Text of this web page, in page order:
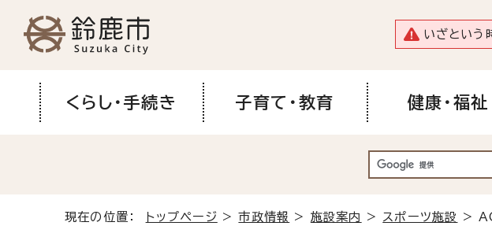
いざという
くらし・手続き 子育て・教育 健康・福祉
現在の位置： トップページ >市政情報 > 施設案内 > スポーツ施設 >